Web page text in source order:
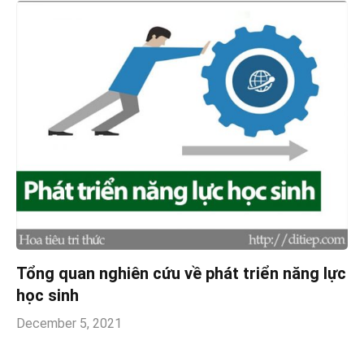
Tổng quan nghiên cứu về phát triển năng lực
học sinh
December 5, 2021